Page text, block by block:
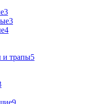
3
3
4
и трапы5